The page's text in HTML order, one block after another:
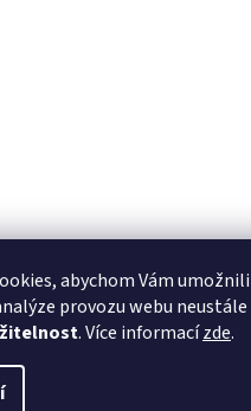
abychom Vám umožnili
provozu webu neustále
. Více informacízde.